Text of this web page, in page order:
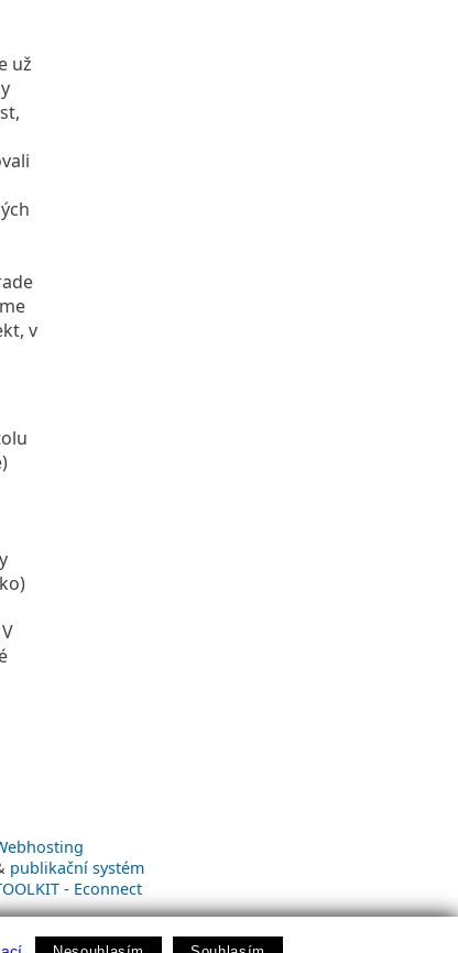
už
v
publikační systém
- Econnect